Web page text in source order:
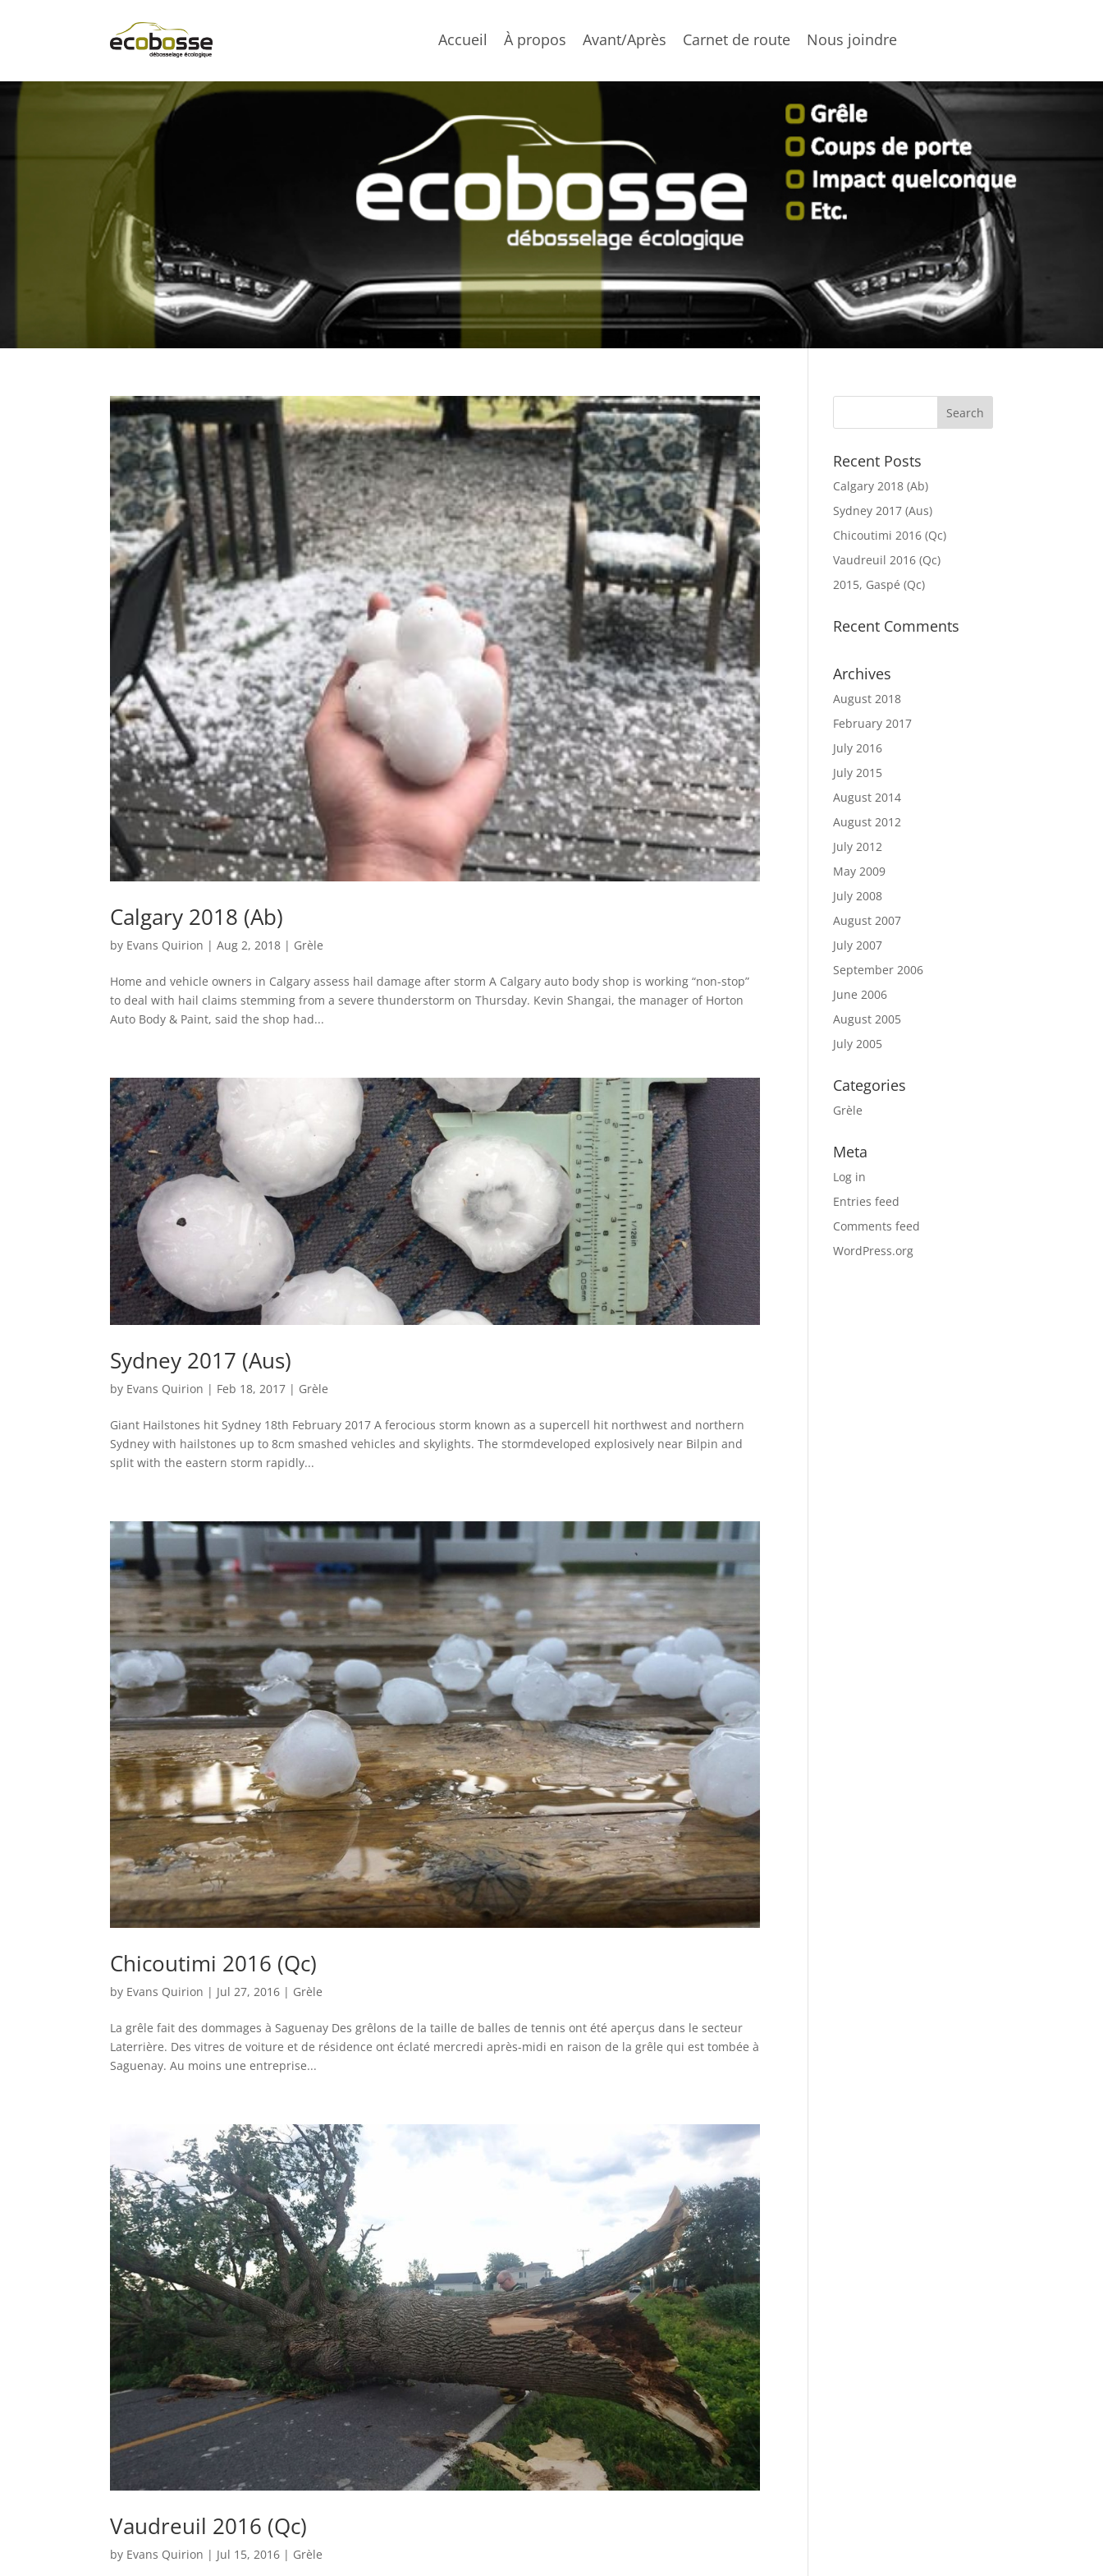
Accueil À propos Avant/Après Carnet de route Nous joindre
Calgary 2018 (Ab)
by Evans Quirion |Aug 2, 2018 | Grèle
Home and vehicle owners in Calgary assess hail damage after storm A Calgary auto body shop is working “non-stop”
to deal with hail claims stemming from a severe thunderstorm on Thursday. Kevin Shangai, the manager of Horton
Auto Body & Paint, said the shop had...
Sydney 2017 (Aus)
by Evans Quirion | Feb 18, 2017 | Grèle
Giant Hailstones hit Sydney 18th February 2017 A ferocious storm known as a supercell hit northwest and northern
Sydney with hailstones up to 8cm smashed vehicles and skylights. The stormdeveloped explosively near Bilpin and
split with the eastern storm rapidly...
Chicoutimi 2016 (Qc)
by Evans Quirion | Jul 27, 2016 | Grèle
La grêle fait des dommages à Saguenay Des grêlons de la taille de balles de tennis ont été aperçus dans le secteur
Laterrière. Des vitres de voiture et de résidence ont éclaté mercredi après-midi en raison de la grêle qui est tombée à
Saguenay. Au moins une entreprise...
Vaudreuil 2016 (Qc)
by Evans Quirion | Jul 15, 2016 | Grèle
Recent Posts
Calgary 2018 (Ab)
Sydney 2017 (Aus)
Chicoutimi 2016 (Qc)
Vaudreuil 2016 (Qc)
2015, Gaspé (Qc)
Recent Comments
Archives
August 2018
February 2017
July 2016
July 2015
August 2014
August 2012
July 2012
May 2009
July 2008
August 2007
July 2007
September 2006
June 2006
August 2005
July 2005
Categories
Grèle
Meta
Log in
Entries feed
Comments feed
WordPress.org